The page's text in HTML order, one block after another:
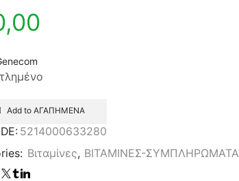
Add to ΑΓΑΠΗΜΕΝΑ
5214000633280
Βιταμίνες, ΒΙΤΑΜΙΝΕΣ-ΣΥΜΠΛΗΡΩΜΑΤΑ